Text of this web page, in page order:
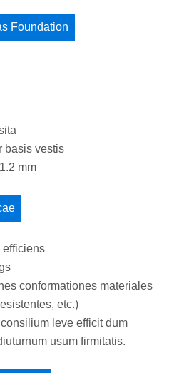
Foundation
basis vestis
mm
efficiens
conformationes materiales
etc.)
leve efficit dum
usum firmitatis.